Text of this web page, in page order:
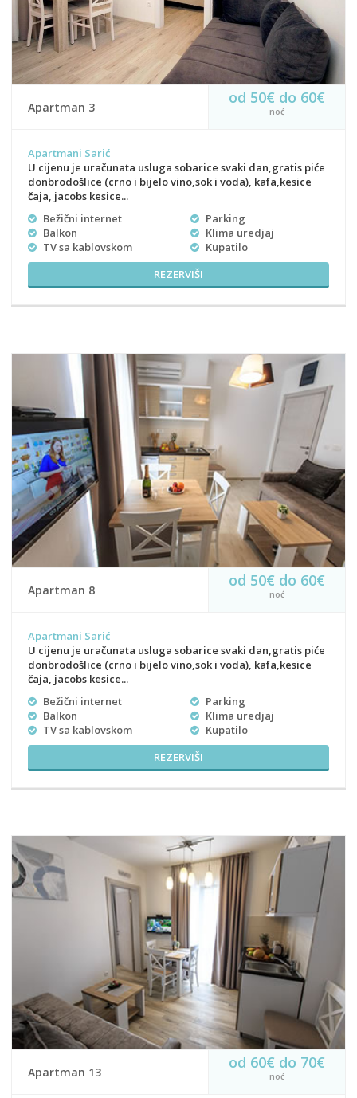
Apartman 3
od 50€ do 60€
noć
Apartmani Sarić
U cijenu je uračunata usluga sobarice svaki dan,gratis piće
donbrodošlice (crno i bijelo vino,sok i voda), kafa,kesice
čaja, jacobs kesice...
Bežični internet
Balkon
TV sa kablovskom
Parking
Klima uredjaj
Kupatilo
REZERVIŠI
Apartman 8
od 50€ do 60€
noć
Apartmani Sarić
U cijenu je uračunata usluga sobarice svaki dan,gratis piće
donbrodošlice (crno i bijelo vino,sok i voda), kafa,kesice
čaja, jacobs kesice...
Bežični internet
Balkon
TV sa kablovskom
Parking
Klima uredjaj
Kupatilo
REZERVIŠI
Apartman 13
od 60€ do 70€
noć